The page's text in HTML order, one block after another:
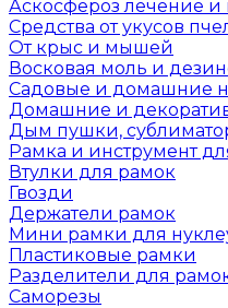
Аскосфероз лечение и
Средства от укусов
От крыс и мышей
Восковая моль и
Садовые и домашние
Домашние и
Дым пушки,
Рамка и инструмент
Втулки для рамок
Гвозди
Держатели рамок
Мини рамки для
Пластиковые рамки
Разделители для
Саморезы